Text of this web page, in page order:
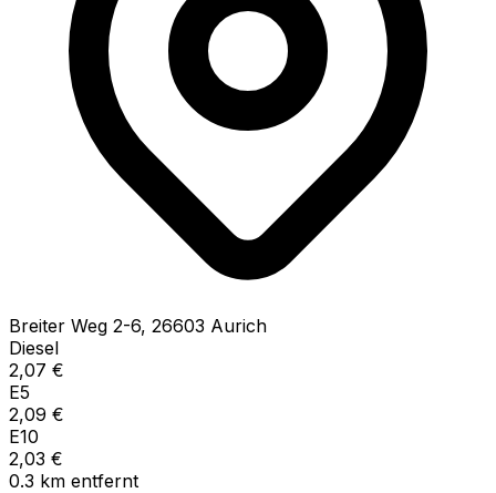
Breiter Weg 2-6, 26603 Aurich
Diesel
2,07 €
E5
2,09 €
E10
2,03 €
0.3 km entfernt